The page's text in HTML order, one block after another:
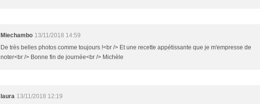
Miechambo 13/11/2018 14:59
De très belles photos comme toujours !<br /> Et une recette appétissante que je m'empresse de
noter<br /> Bonne fin de journée<br /> Michèle
laura 13/11/2018 12:19